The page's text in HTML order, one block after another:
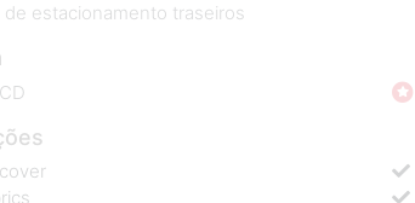
de estacionamento traseiros